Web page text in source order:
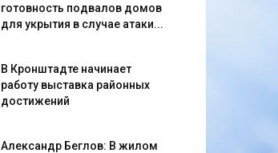
готовность подвалов домов
для укрытия в случае атаки...
В Кронштадте начинает
работу выставка районных
достижений
Александр Беглов: В жилом